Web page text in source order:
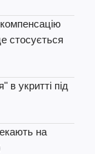
стосується
в укритті під
на